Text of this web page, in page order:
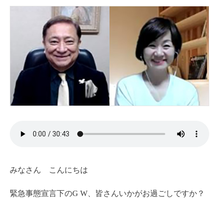
みなさん こんにちは
緊急事態宣言下のG W、皆さんいかがお過ごしですか？